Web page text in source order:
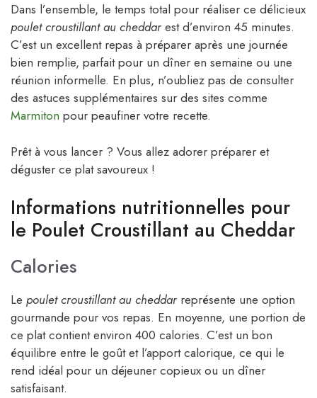
Dans l’ensemble, le temps total pour réaliser ce délicieux
poulet croustillant au cheddarest d’environ 45 minutes.
C’est un excellent repas à préparer après une journée
bien remplie, parfait pour un dîner en semaine ou une
réunion informelle. En plus, n’oubliez pas de consulter
des astuces supplémentaires sur des sites comme
Marmiton pour peaufiner votre recette.
Prêt à vous lancer ? Vous allez adorer préparer et
déguster ce plat savoureux !
Informations nutritionnelles pour
le Poulet Croustillant au Cheddar
Calories
Le poulet croustillant au cheddarreprésente une option
gourmande pour vos repas. En moyenne, une portion de
ce plat contient environ 400 calories. C’est un bon
équilibre entre le goût et l’apport calorique, ce qui le
rend idéal pour un déjeuner copieux ou un dîner
satisfaisant.